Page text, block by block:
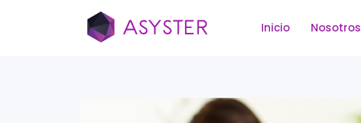
Inicio Nosotros